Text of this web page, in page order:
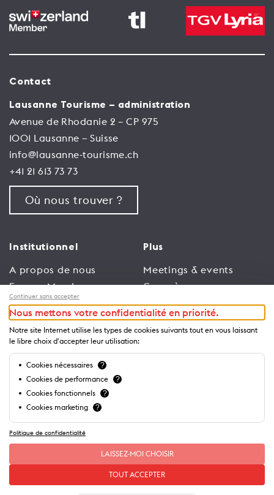
Contact
Lausanne Tourisme – administration
Avenue de Rhodanie 2 – CP 975
1001 Lausanne – Suisse
info@lausanne-tourisme.ch
+41 21 613 73 73
Où nous trouver ?
Institutionnel
A propos de nous
Espace Membres
Emploi
Conditions générales
d’utilisation
Politique de
confidentialité
Plus
Meetings & events
Congrès
Trade
Espace Médias
Annonceurs
Brochures et guides
Continuer sans accepter
Nous mettons votre confidentialité en priorité.
Notre site Internet utilise les types de cookies suivants tout en vous laissant
le libre choix d'accepter leur utilisation:
Cookies nécessaires ?
Cookies de performance ?
Cookies fonctionnels ?
Cookies marketing ?
Politique de confidentialité
LAISSEZ-MOI CHOISIR
TOUT ACCEPTER